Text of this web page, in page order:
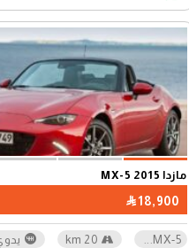
18,900
مازدا MX-5 2015
MX-5
...
20 km